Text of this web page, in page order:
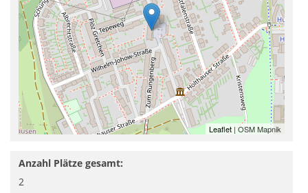
Leaflet| OSM Mapnik
Anzahl Plätze gesamt:
2